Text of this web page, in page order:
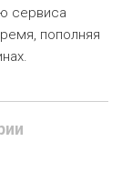
сервиса
пополняя